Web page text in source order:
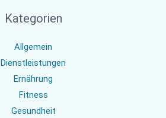
Kategorien
Allgemein
Dienstleistungen
Ernährung
Fitness
Gesundheit